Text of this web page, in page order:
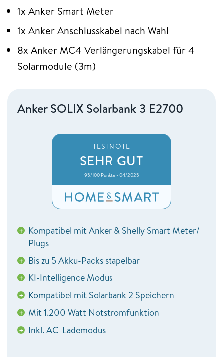
1x Anker Smart Meter
1x Anker Anschlusskabel nach Wahl
8x Anker MC4 Verlängerungskabel für 4
Solarmodule (3m)
Anker SOLIX Solarbank 3 E2700
TESTNOTE
SEHR GUT
95/100 Punkte • 04/2025
+ Kompatibel mit Anker & Shelly Smart Meter/
Plugs
+ Bis zu 5 Akku-Packs stapelbar
+ KI-Intelligence Modus
+ Kompatibel mit Solarbank 2 Speichern
+ Mit 1.200 Watt Notstromfunktion
+ Inkl. AC-Lademodus